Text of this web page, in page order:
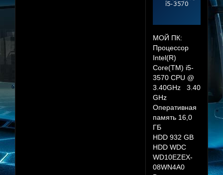
МОЙ ПК:
Процессор
Intel(R)
Core(TM) i5-
3570 CPU @
3.40GHz 3.40
GHz
Оперативная
память 16,0
ГБ
HDD 932 GB
HDD WDC
WD10EZEX-
08WN4A0